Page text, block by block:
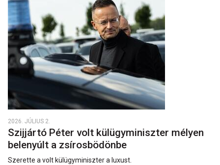
2026. JÚLIUS 2.
Szijjártó Péter volt külügyminiszter mélyen
belenyúlt a zsírosbödönbe
Szerette a volt külügyminiszter a luxust.